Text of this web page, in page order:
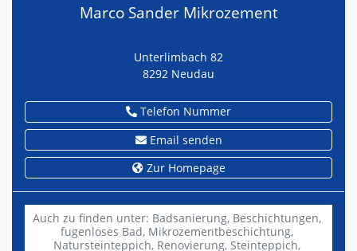
Marco Sander Mikrozement
Unterlimbach 82
8292 Neudau
Telefon Nummer
Email senden
Zur Homepage
Auch zu finden unter: Badsanierung, Beschichtungen,
fugenloses Bad, Mikrozementbeschichtung,
Natursteinteppich, Renovierung, Steinteppich,